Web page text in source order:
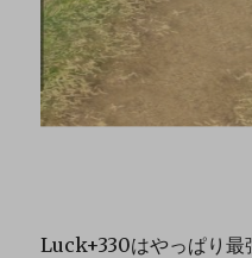
Luck+330はやっぱり最